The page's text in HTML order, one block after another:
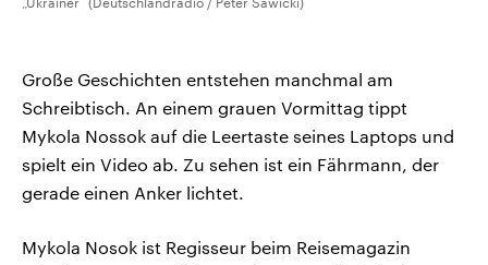
Große Geschichten entstehen manchmal am
Schreibtisch. An einem grauen Vormittag tippt
Mykola Nossok auf die Leertaste seines Laptops und
spielt ein Video ab. Zu sehen ist ein Fährmann, der
gerade einen Anker lichtet.
Mykola Nosok ist Regisseur beim Reisemagazin